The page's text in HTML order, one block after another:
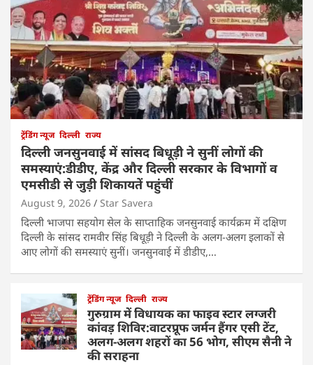
ट्रेंडिंग न्यूज दिल्ली राज्य
दिल्ली जनसुनवाई में सांसद बिधूड़ी ने सुनीं लोगों की
समस्याएं:डीडीए, केंद्र और दिल्ली सरकार के विभागों व
एमसीडी से जुड़ी शिकायतें पहुंचीं
August 9, 2026 Star Savera
दिल्ली भाजपा सहयोग सेल के साप्ताहिक जनसुनवाई कार्यक्रम में दक्षिण
दिल्ली के सांसद रामवीर सिंह बिधूड़ी ने दिल्ली के अलग-अलग इलाकों से
आए लोगों की समस्याएं सुनीं। जनसुनवाई में डीडीए,…
ट्रेंडिंग न्यूज दिल्ली राज्य
गुरुग्राम में विधायक का फाइव स्टार लग्जरी
कांवड़ शिविर:वाटरप्रूफ जर्मन हैंगर एसी टेंट,
अलग-अलग शहरों का 56 भोग, सीएम सैनी ने
की सराहना